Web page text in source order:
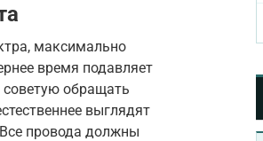
максимально
время подавляет
советую обращать
выглядят
провода должны